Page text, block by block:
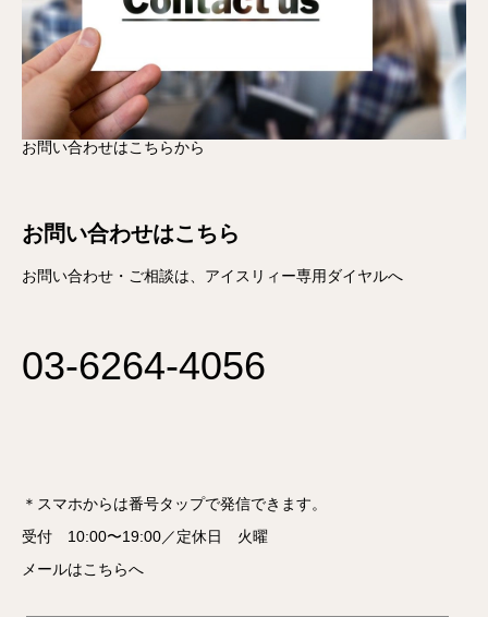
お問い合わせはこちらから
お問い合わせはこちら
お問い合わせ・ご相談は、アイスリィー専用ダイヤルへ
03-6264-4056
＊スマホからは番号タップで発信できます。
受付 10:00〜19:00／定休日 火曜
メールはこちらへ